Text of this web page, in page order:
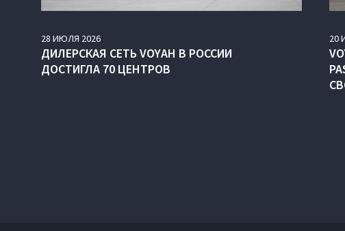
28 ИЮЛЯ 2026
ДИЛЕРСКАЯ СЕТЬ VOYAH В РОССИИ
ДОСТИГЛА 70 ЦЕНТРОВ
20